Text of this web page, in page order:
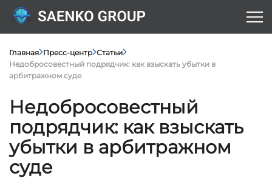
Главная Пресс-центр Статьи
Недобросовестный подрядчик: как взыскать убытки в
арбитражном суде
Недобросовестный
подрядчик: как взыскать
убытки в арбитражном
суде